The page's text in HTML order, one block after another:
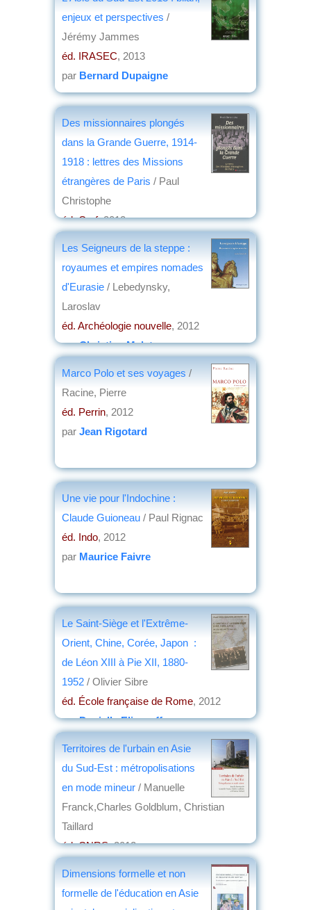
enjeux et perspectives /
Jérémy Jammes
éd. IRASEC, 2013
par Bernard Dupaigne
Des missionnaires plongés
dans la Grande Guerre, 1914-
1918 : lettres des Missions
étrangères de Paris / Paul
Christophe
éd. Cerf, 2012
Les Seigneurs de la steppe :
royaumes et empires nomades
d'Eurasie / Lebedynsky,
Laroslav
éd. Archéologie nouvelle, 2012
parChristian Malet
Marco Polo et ses voyages /
Racine, Pierre
éd. Perrin, 2012
par Jean Rigotard
Une vie pour l'Indochine :
Claude Guioneau / Paul Rignac
éd. Indo, 2012
par Maurice Faivre
Le Saint-Siège et l'Extrême-
Orient, Chine, Corée, Japon :
de Léon XIII à Pie XII, 1880-
1952 / Olivier Sibre
éd. École française de Rome, 2012
parDanielle Elisseeff
Territoires de l'urbain en Asie
du Sud-Est : métropolisations
en mode mineur / Manuelle
Franck,Charles Goldblum, Christian
Taillard
éd. CNRS, 2012
Dimensions formelle et non
formelle de l'éducation en Asie